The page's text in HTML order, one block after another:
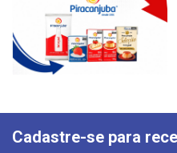
Cadastre-se para